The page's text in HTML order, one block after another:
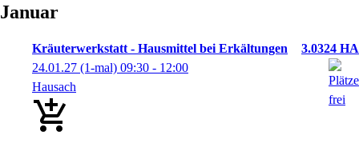
Januar
Kräuterwerkstatt - Hausmittel bei Erkältungen
3.0324 HA
24.01.27 (1-mal) 09:30 - 12:00
Hausach